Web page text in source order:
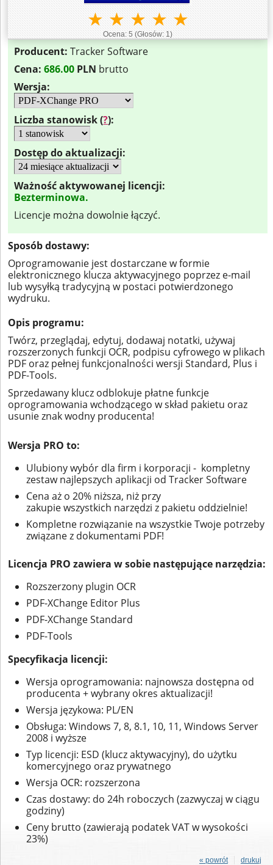
★ ★ ★ ★ ★
Ocena:5 (Głosów:1)
Producent: Tracker Software
Cena: 686.00 PLN brutto
Wersja:
Liczba stanowisk (?):
Dostęp do aktualizacji:
Ważność aktywowanej licencji:
Bezterminowa.
Licencje można dowolnie łączyć.
Sposób dostawy:
Oprogramowanie jest dostarczane w formie
elektronicznego klucza aktywacyjnego poprzez e-mail
lub wysyłką tradycyjną w postaci potwierdzonego
wydruku.
Opis programu:
Twórz, przeglądaj, edytuj, dodawaj notatki, używaj
rozszerzonych funkcji OCR, podpisu cyfrowego w plikach
PDF oraz pełnej funkcjonalności wersji Standard, Plus i
PDF-Tools.
Sprzedawany klucz odblokuje płatne funkcje
oprogramowania wchodzącego w skład pakietu oraz
usunie znak wodny producenta!
Wersja PRO to:
Ulubiony wybór dla firm i korporacji - kompletny
zestaw najlepszych aplikacji od Tracker Software
Cena aż o 20% niższa, niż przy
zakupie wszystkich narzędzi z pakietu oddzielnie!
Kompletne rozwiązanie na wszystkie Twoje potrzeby
związane z dokumentami PDF!
Licencja PRO zawiera w sobie następujące narzędzia:
Rozszerzony plugin OCR
PDF-XChange Editor Plus
PDF-XChange Standard
PDF-Tools
Specyfikacja licencji:
Wersja oprogramowania: najnowsza dostępna od
producenta + wybrany okres aktualizacji!
Wersja językowa: PL/EN
Obsługa: Windows 7, 8, 8.1, 10, 11, Windows Server
2008 i wyższe
Typ licencji: ESD (klucz aktywacyjny), do użytku
komercyjnego oraz prywatnego
Wersja OCR: rozszerzona
Czas dostawy: do 24h roboczych (zazwyczaj w ciągu
godziny)
Ceny brutto (zawierają podatek VAT w wysokości
23%)
drukuj
« powrót